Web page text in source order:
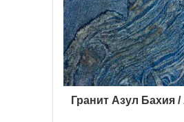
Гранит Азул Бахия